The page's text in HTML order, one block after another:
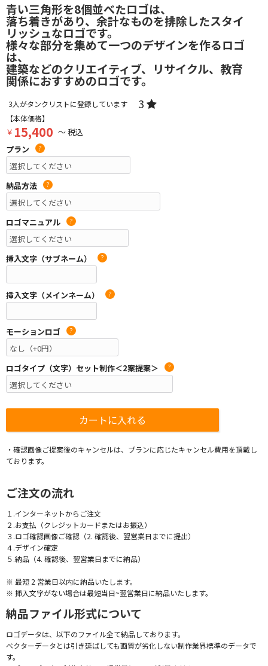
青い三角形を8個並べたロゴは、
落ち着きがあり、余計なものを排除したスタイ
リッシュなロゴです。
様々な部分を集めて一つのデザインを作るロゴ
は、
建築などのクリエイティブ、リサイクル、教育
関係におすすめのロゴです。
3人がタンクリストに登録しています 3
【本体価格】
￥ 15,400 ～ 税込
プラン
?
納品方法 ?
ロゴマニュアル ?
挿入文字（サブネーム） ?
挿入文字（メインネーム） ?
モーションロゴ ?
ロゴタイプ（文字）セット制作＜2案提案＞ ?
・確認画像ご提案後のキャンセルは、プランに応じたキャンセル費用を頂戴し
ております。
ご注文の流れ
１.インターネットからご注文
２.お支払（クレジットカードまたはお振込）
３.ロゴ確認画像ご確認（2. 確認後、翌営業日までに提出）
４.デザイン確定
５.納品（4. 確認後、翌営業日までに納品）
※ 最短 2 営業日以内に納品いたします。
※ 挿入文字がない場合は最短当日~翌営業日に納品いたします。
納品ファイル形式について
ロゴデータは、以下のファイル全て納品しております。
ベクターデータとは引き延ばしても画質が劣化しない制作業界標準のデータで
す。